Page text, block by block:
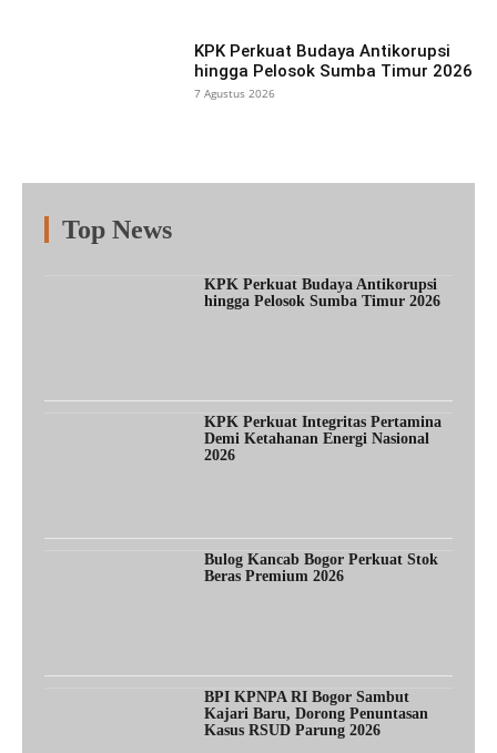
KPK Perkuat Budaya Antikorupsi
hingga Pelosok Sumba Timur 2026
7 Agustus 2026
Top News
KPK Perkuat Budaya Antikorupsi
hingga Pelosok Sumba Timur 2026
KPK Perkuat Integritas Pertamina
Demi Ketahanan Energi Nasional
2026
Bulog Kancab Bogor Perkuat Stok
Beras Premium 2026
BPI KPNPA RI Bogor Sambut
Kajari Baru, Dorong Penuntasan
Kasus RSUD Parung 2026